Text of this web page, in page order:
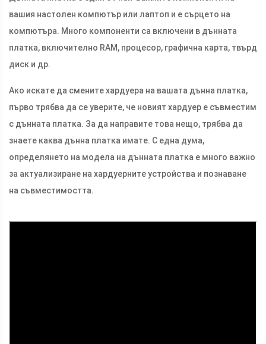
вашия настолен компютър или лаптоп и е сърцето на
компютъра. Много компоненти са включени в дънната
платка, включително RAM, процесор, графична карта, твърд
диск и др.
Ако искате да смените хардуера на вашата дънна платка,
първо трябва да се уверите, че новият хардуер е съвместим
с дънната платка. За да направите това нещо, трябва да
знаете каква дънна платка имате. С една дума,
определянето на модела на дънната платка е много важно
за актуализиране на хардуерните устройства и познаване
на съвместимостта.